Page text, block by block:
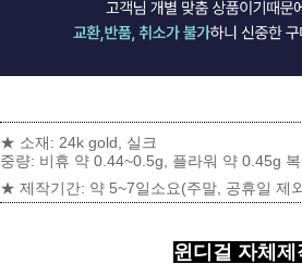
★ 소재: 24k gold, 실크
중량: 비휴 약 0.44~0.5g, 플라워 약 0.45g
★ 제작기간: 약 5~7일소요(주말, 공휴일 제
윈디걸 자체제